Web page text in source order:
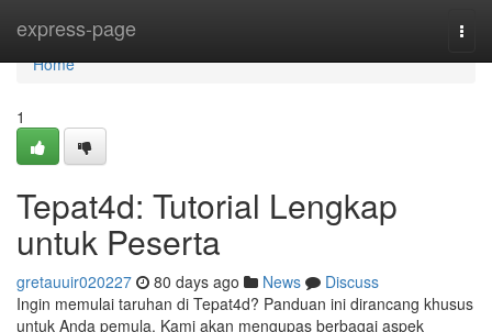
express-page
Home
Home
1
Tepat4d: Tutorial Lengkap
untuk Peserta
gretauuir020227 80 days ago News
Discuss
Ingin memulai taruhan di Tepat4d? Panduan ini dirancang khusus
untuk Anda pemula. Kami akan mengupas berbagai aspek